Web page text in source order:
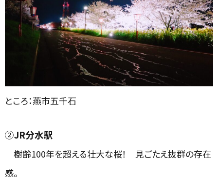
ところ：燕市五千石
②JR分水駅
樹齢100年を超える壮大な桜！ 見ごたえ抜群の存在
感。